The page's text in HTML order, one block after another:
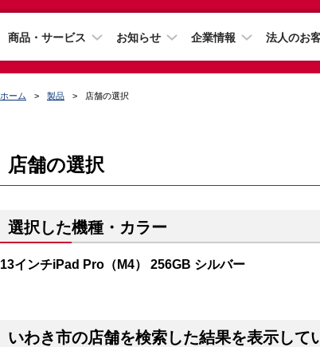
商品・サービス お知らせ 企業情報 法人のお
ホーム 製品 店舗の選択
店舗の選択
選択した機種・カラー
13インチiPad Pro（M4） 256GB シルバー
いわき市の店舗を検索した結果を表示して